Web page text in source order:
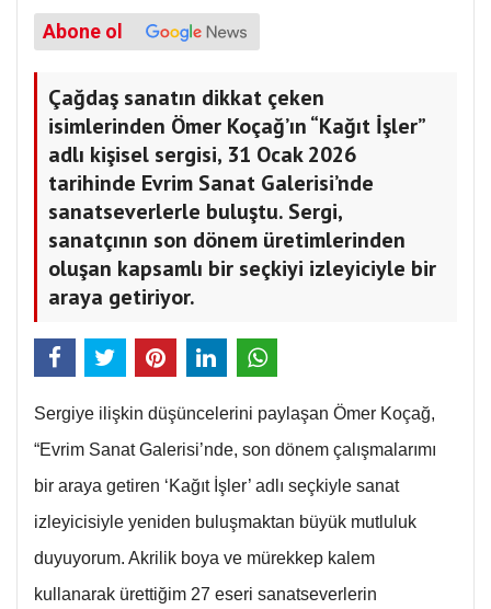
Abone ol
Çağdaş sanatın dikkat çeken
isimlerinden Ömer Koçağ’ın “Kağıt İşler”
adlı kişisel sergisi, 31 Ocak 2026
tarihinde Evrim Sanat Galerisi’nde
sanatseverlerle buluştu. Sergi,
sanatçının son dönem üretimlerinden
oluşan kapsamlı bir seçkiyi izleyiciyle bir
araya getiriyor.
Sergiye ilişkin düşüncelerini paylaşan Ömer Koçağ,
“Evrim Sanat Galerisi’nde, son dönem çalışmalarımı
bir araya getiren ‘Kağıt İşler’ adlı seçkiyle sanat
izleyicisiyle yeniden buluşmaktan büyük mutluluk
duyuyorum. Akrilik boya ve mürekkep kalem
kullanarak ürettiğim 27 eseri sanatseverlerin